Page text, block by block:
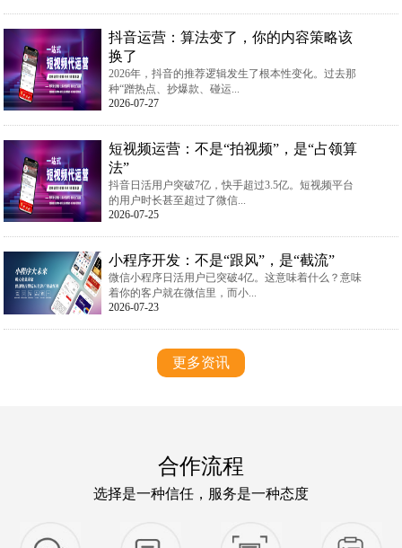
抖音运营：算法变了，你的内容策略该
换了
2026年，抖音的推荐逻辑发生了根本性变化。过去那
种“蹭热点、抄爆款、碰运...
2026-07-27
短视频运营：不是“拍视频”，是“占领算
法”
抖音日活用户突破7亿，快手超过3.5亿。短视频平台
的用户时长甚至超过了微信...
2026-07-25
小程序开发：不是“跟风”，是“截流”
微信小程序日活用户已突破4亿。这意味着什么？意味
着你的客户就在微信里，而小...
2026-07-23
更多资讯
合作流程
选择是一种信任，服务是一种态度